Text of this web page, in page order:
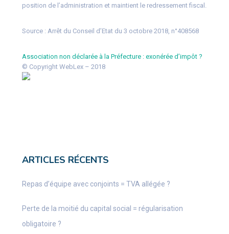
position de l’administration et maintient le redressement fiscal.
Source : Arrêt du Conseil d’Etat du 3 octobre 2018, n°408568
Association non déclarée à la Préfecture : exonérée d’impôt ?
© Copyright WebLex – 2018
ARTICLES RÉCENTS
Repas d’équipe avec conjoints = TVA allégée ?
Perte de la moitié du capital social = régularisation
obligatoire ?